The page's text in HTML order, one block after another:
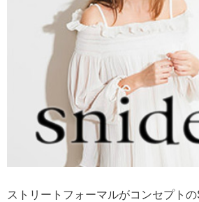
ストリートフォーマルがコンセプトの